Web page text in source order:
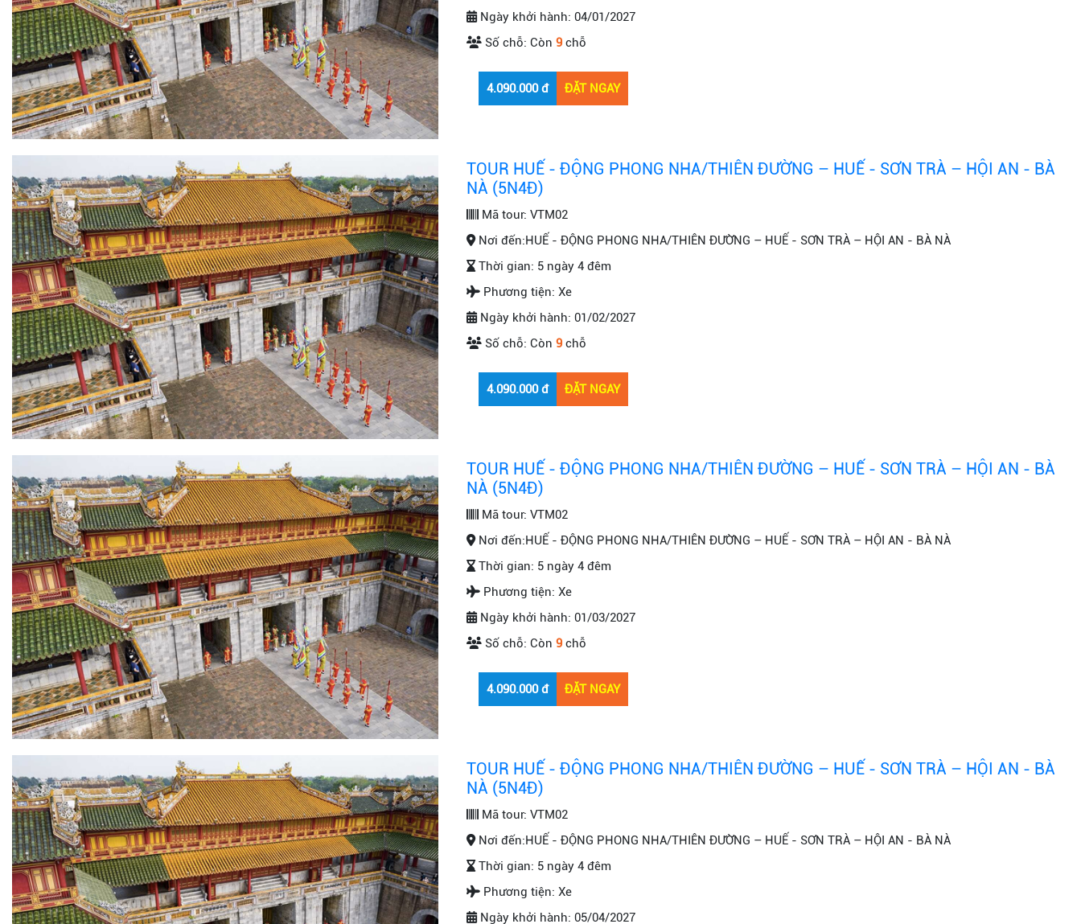
Ngày khởi hành: 04/01/2027
Số chỗ: Còn 9 chỗ
TOUR HUẾ - ĐỘNG PHONG NHA/THIÊN ĐƯỜNG – HUẾ - SƠN TRÀ – HỘI AN - BÀ
NÀ (5N4Đ)
Mã tour: VTM02
Nơi đến:HUẾ - ĐỘNG PHONG NHA/THIÊN ĐƯỜNG – HUẾ - SƠN TRÀ – HỘI AN - BÀ NÀ
Thời gian: 5 ngày 4 đêm
Phương tiện: Xe
Ngày khởi hành: 01/02/2027
Số chỗ: Còn 9 chỗ
TOUR HUẾ - ĐỘNG PHONG NHA/THIÊN ĐƯỜNG – HUẾ - SƠN TRÀ – HỘI AN - BÀ
NÀ (5N4Đ)
Mã tour: VTM02
Nơi đến:HUẾ - ĐỘNG PHONG NHA/THIÊN ĐƯỜNG – HUẾ - SƠN TRÀ – HỘI AN - BÀ NÀ
Thời gian: 5 ngày 4 đêm
Phương tiện: Xe
Ngày khởi hành: 01/03/2027
Số chỗ: Còn 9 chỗ
TOUR HUẾ - ĐỘNG PHONG NHA/THIÊN ĐƯỜNG – HUẾ - SƠN TRÀ – HỘI AN - BÀ
NÀ (5N4Đ)
Mã tour: VTM02
Nơi đến:HUẾ - ĐỘNG PHONG NHA/THIÊN ĐƯỜNG – HUẾ - SƠN TRÀ – HỘI AN - BÀ NÀ
Thời gian: 5 ngày 4 đêm
Phương tiện: Xe
Ngày khởi hành: 05/04/2027